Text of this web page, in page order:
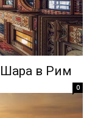
Шара в Рим
0